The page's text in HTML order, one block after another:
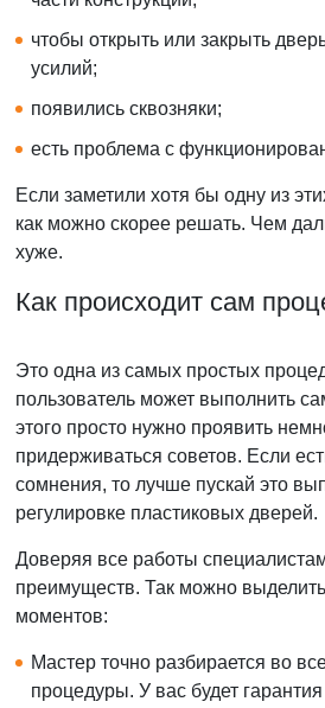
чтобы открыть или закрыть
усилий;
появились сквозняки;
есть проблема с
Если заметили хотя бы одну из
как можно скорее решать. Чем
хуже.
Как происходит сам
Это одна из самых простых
пользователь может выполнить
этого просто нужно проявить
придерживаться советов. Если
сомнения, то лучше пускай это
регулировке пластиковых дверей.
Доверяя все работы
преимуществ. Так можно
моментов:
Мастер точно разбирается во
процедуры. У вас будет